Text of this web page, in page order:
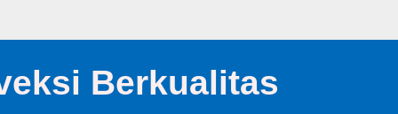
Berkualitas